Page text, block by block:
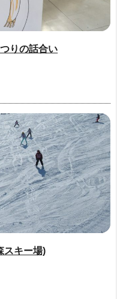
りの話合い
スキー場)